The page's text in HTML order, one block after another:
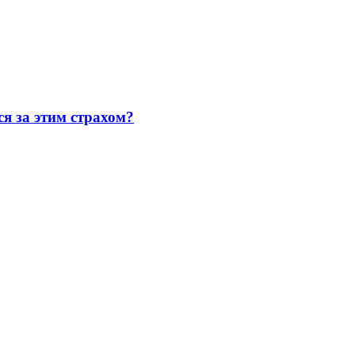
за этим страхом?